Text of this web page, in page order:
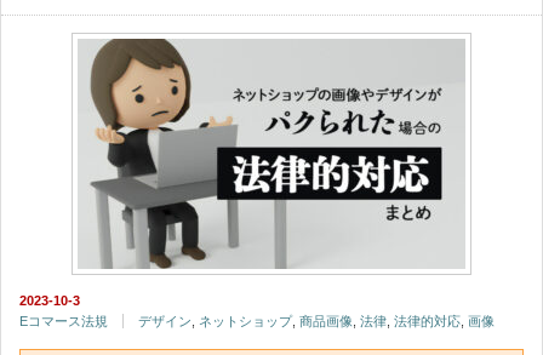
2023-10-3
Eコマース法規
デザイン ネットショップ, 商品画像 法律 法律的対応 画像